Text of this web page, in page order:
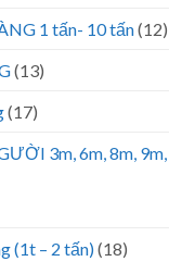
1 tấn- 10 tấn(12)
(13)
(17)
3m, 6m, 8m, 9m,
(1t – 2 tấn)(18)